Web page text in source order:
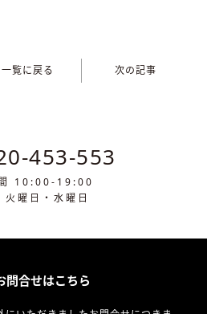
一覧に戻る 次の記事
453-553
10:00-19:00
火曜日・水曜日
問合せはこちら